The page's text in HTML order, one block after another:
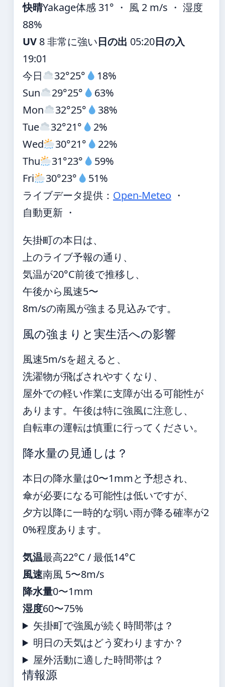
快晴Yakage体感 31° ・ 風 2 m/s ・ 湿度
88%
UV 8 非常に強い日の出 05:20日の入
19:01
今日
32°25°
18%
Sun
29°25°
63%
Mon
32°25°
38%
Tue
32°21°
2%
Wed
30°21°
22%
Thu
31°23°
59%
Fri
30°23°
51%
ライブデータ提供： Open-Meteo ・
自動更新 ・
矢掛町の本日は、
上のライブ予報の通り、
気温が20°C前後で推移し、
午後から風速5〜
8m/sの南風が強まる見込みです。
風の強まりと実生活への影響
風速5m/sを超えると、
洗濯物が飛ばされやすくなり、
屋外での軽い作業に支障が出る可能性が
あります。午後は特に強風に注意し、
自転車の運転は慎重に行ってください。
降水量の見通しは？
本日の降水量は0〜1mmと予想され、
傘が必要になる可能性は低いですが、
夕方以降に一時的な弱い雨が降る確率が2
0%程度あります。
気温最高22°C / 最低14°C
風速南風 5〜8m/s
降水量0〜1mm
湿度60〜75%
矢掛町で強風が続く時間帯は？
明日の天気はどう変わりますか？
屋外活動に適した時間帯は？
情報源